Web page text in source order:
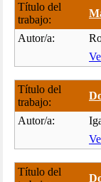
Título del
trabajo:
Autor/a:
Título del
trabajo:
Autor/a:
Título del